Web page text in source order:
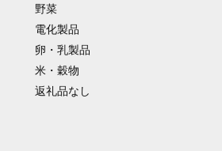
野菜
電化製品
卵・乳製品
米・穀物
返礼品なし